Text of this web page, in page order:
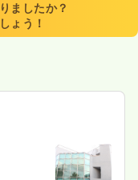
ましたか？
ょう！